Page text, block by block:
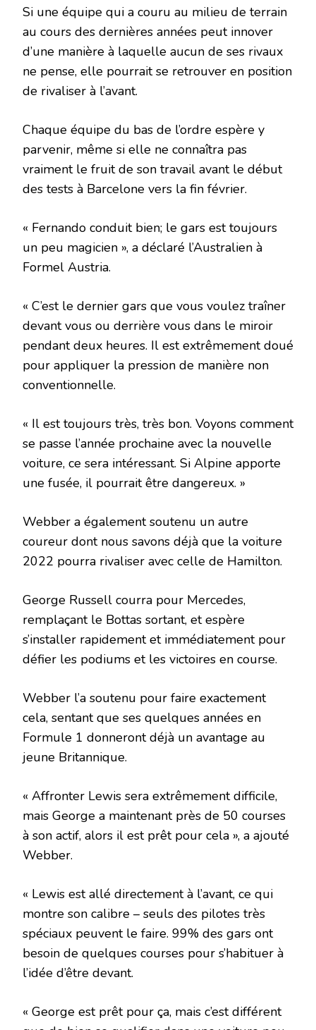
Si une équipe qui a couru au milieu de terrain
au cours des dernières années peut innover
d’une manière à laquelle aucun de ses rivaux
ne pense, elle pourrait se retrouver en position
de rivaliser à l’avant.
Chaque équipe du bas de l’ordre espère y
parvenir, même si elle ne connaîtra pas
vraiment le fruit de son travail avant le début
des tests à Barcelone vers la fin février.
« Fernando conduit bien; le gars est toujours
un peu magicien », a déclaré l’Australien à
Formel Austria.
« C’est le dernier gars que vous voulez traîner
devant vous ou derrière vous dans le miroir
pendant deux heures. Il est extrêmement doué
pour appliquer la pression de manière non
conventionnelle.
« Il est toujours très, très bon. Voyons comment
se passe l’année prochaine avec la nouvelle
voiture, ce sera intéressant. Si Alpine apporte
une fusée, il pourrait être dangereux. »
Webber a également soutenu un autre
coureur dont nous savons déjà que la voiture
2022 pourra rivaliser avec celle de Hamilton.
George Russell courra pour Mercedes,
remplaçant le Bottas sortant, et espère
s’installer rapidement et immédiatement pour
défier les podiums et les victoires en course.
Webber l’a soutenu pour faire exactement
cela, sentant que ses quelques années en
Formule 1 donneront déjà un avantage au
jeune Britannique.
« Affronter Lewis sera extrêmement difficile,
mais George a maintenant près de 50 courses
à son actif, alors il est prêt pour cela », a ajouté
Webber.
« Lewis est allé directement à l’avant, ce qui
montre son calibre – seuls des pilotes très
spéciaux peuvent le faire. 99% des gars ont
besoin de quelques courses pour s’habituer à
l’idée d’être devant.
« George est prêt pour ça, mais c’est différent